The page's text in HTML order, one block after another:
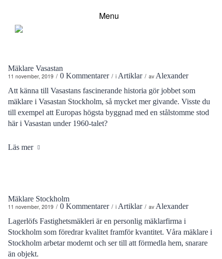
Menu
Mäklare Vasastan
11 november, 2019 / 0 Kommentarer / i Artiklar / av Alexander
Att känna till Vasastans fascinerande historia gör jobbet som
mäklare i Vasastan Stockholm, så mycket mer givande. Visste du
till exempel att Europas högsta byggnad med en stålstomme stod
här i Vasastan under 1960-talet?
Läs mer
Mäklare Stockholm
11 november, 2019 / 0 Kommentarer / i Artiklar / av Alexander
Lagerlöfs Fastighetsmäkleri är en personlig mäklarfirma i
Stockholm som föredrar kvalitet framför kvantitet. Våra mäklare i
Stockholm arbetar modernt och ser till att förmedla hem, snarare
än objekt.